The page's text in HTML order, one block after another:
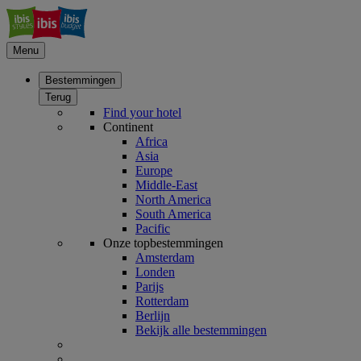
Menu
Bestemmingen
Terug
Find your hotel
Continent
Africa
Asia
Europe
Middle-East
North America
South America
Pacific
Onze topbestemmingen
Amsterdam
Londen
Parijs
Rotterdam
Berlijn
Bekijk alle bestemmingen